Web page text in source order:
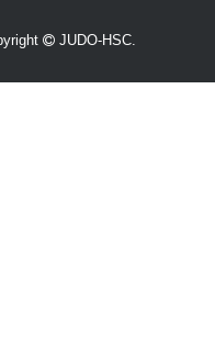
JUDO-HSC.